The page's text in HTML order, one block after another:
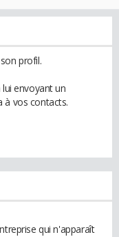
profil.
envoyant un
à vos contacts.
qui n'apparaît